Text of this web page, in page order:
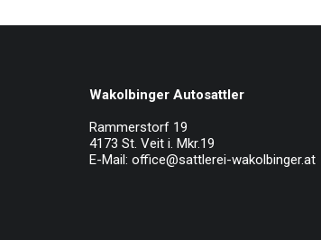
Wakolbinger Autosattler
Rammerstorf 19
4173 St. Veit i. Mkr.19
E-Mail: office@sattlerei-wakolbinger.at